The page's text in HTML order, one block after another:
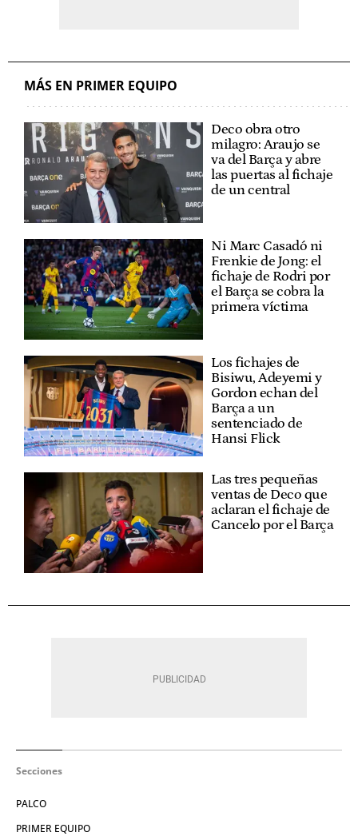
MÁS EN PRIMER EQUIPO
Deco obra otro
milagro: Araujo se
va del Barça y abre
las puertas al fichaje
de un central
Ni Marc Casadó ni
Frenkie de Jong: el
fichaje de Rodri por
el Barça se cobra la
primera víctima
Los fichajes de
Bisiwu, Adeyemi y
Gordon echan del
Barça a un
sentenciado de
Hansi Flick
Las tres pequeñas
ventas de Deco que
aclaran el fichaje de
Cancelo por el Barça
Secciones
PALCO
PRIMER EQUIPO